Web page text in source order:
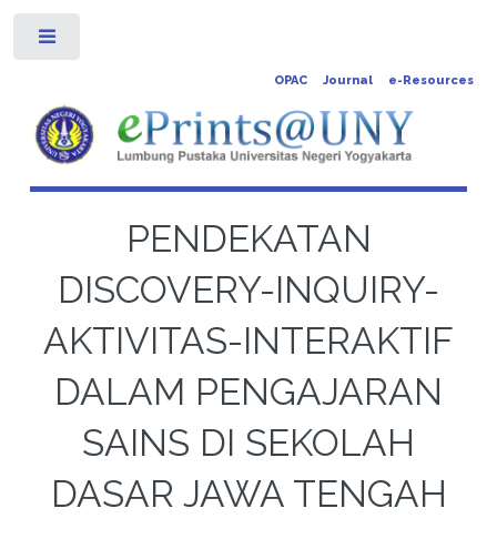
OPAC Journal e-Resources
PENDEKATAN
DISCOVERY-INQUIRY-
AKTIVITAS-INTERAKTIF
DALAM PENGAJARAN
SAINS DI SEKOLAH
DASAR JAWA TENGAH